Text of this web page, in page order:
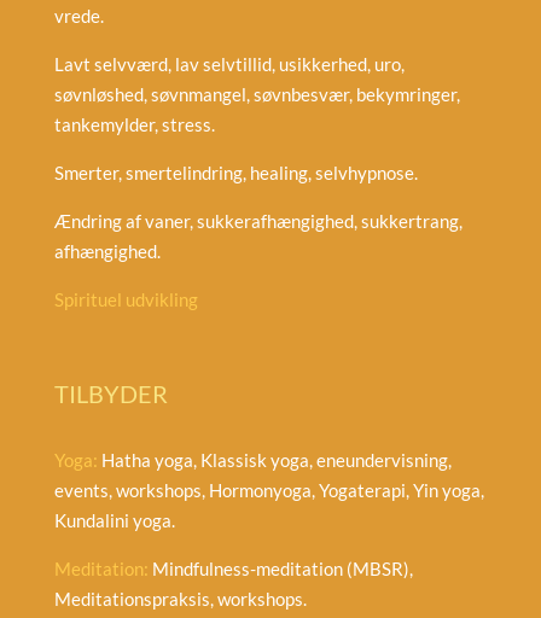
vrede.
Lavt selvværd, lav selvtillid, usikkerhed, uro,
søvnløshed, søvnmangel, søvnbesvær, bekymringer,
tankemylder, stress.
Smerter, smertelindring, healing, selvhypnose.
Ændring af vaner, sukkerafhængighed, sukkertrang,
afhængighed.
Spirituel udvikling
TILBYDER
Yoga: Hatha yoga, Klassisk yoga, eneundervisning,
events, workshops, Hormonyoga, Yogaterapi, Yin yoga,
Kundalini yoga.
Meditation: Mindfulness-meditation (MBSR),
Meditationspraksis, workshops.